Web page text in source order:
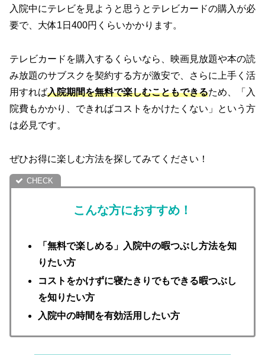
入院中にテレビを見ようと思うとテレビカードの購入が必
要で、大体1日400円くらいかかります。
テレビカードを購入するくらいなら、映画見放題や本の読
み放題のサブスクを契約する方が激安で、さらに上手く活
用すれば入院期間を無料で楽しむこともできるため、「入
院費もかかり、できればコストをかけたくない」という方
は必見です。
ぜひお得に楽しむ方法を探してみてください！
こんな方におすすめ！
「無料で楽しめる」入院中の暇つぶし方法を知
りたい方
コストをかけずに寝たきりでもできる暇つぶし
を知りたい方
入院中の時間を有効活用したい方